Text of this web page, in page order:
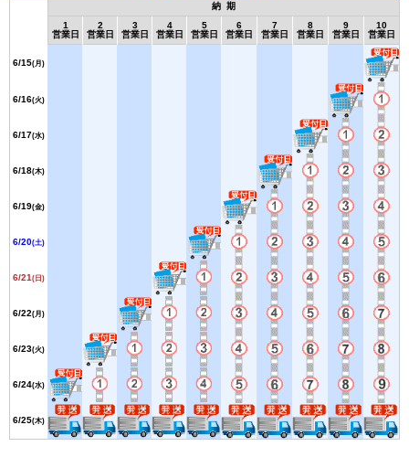
納 期
1
営業日
2
営業日
3
営業日
4
営業日
5
営業日
6
営業日
7
営業日
8
営業日
9
営業日
10
営業日
6/15(月)
6/16(火)
6/17(水)
6/18(木)
6/19(金)
6/20(土)
6/21 (日)
6/22(月)
6/23(火)
6/24(水)
6/25(木)